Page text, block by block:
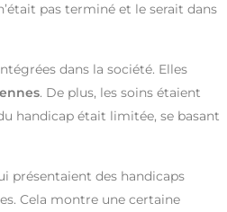
pas terminé et le serait dans
dans la société. Elles
. De plus, les soins étaient
handicap était limitée, se basant
présentaient des handicaps
Cela montre une certaine